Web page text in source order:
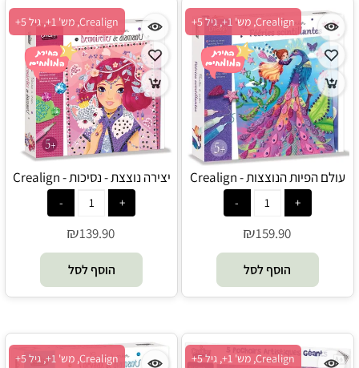
Crealign, מש' 1+, גיל 5+
עולם הפיות הנוצצות - Crealign
₪159.90
הוסף לסל
Crealign, מש' 1+, גיל 5+
יצירה נוצצת - נסיכות - Crealign
₪139.90
הוסף לסל
Crealign, מש' 1+, גיל 5+ Crealign, מש' 1+, גיל 5+